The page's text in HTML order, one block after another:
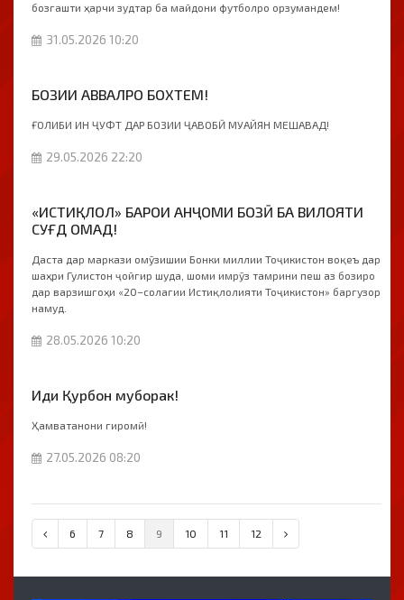
бозгашти ҳарчи зудтар ба майдони футболро орзумандем!
31.05.2026 10:20
БОЗИИ АВВАЛРО БОХТЕМ!
ҒОЛИБИ ИН ҶУФТ ДАР БОЗИИ ҶАВОБӢ МУАЙЯН МЕШАВАД!
29.05.2026 22:20
«ИСТИҚЛОЛ» БАРОИ АНҶОМИ БОЗӢ БА ВИЛОЯТИ
СУҒД ОМАД!
Даста дар маркази омӯзишии Бонки миллии Тоҷикистон воқеъ дар
шаҳри Гулистон ҷойгир шуда, шоми имрӯз тамрини пеш аз бозиро
дар варзишгоҳи «20–солагии Истиқлолияти Тоҷикистон» баргузор
намуд.
28.05.2026 10:20
Иди Қурбон муборак!
Ҳамватанони гиромӣ!
27.05.2026 08:20
6 7 8 9 10 11 12